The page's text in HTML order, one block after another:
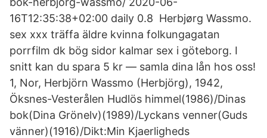
16T12:35:38+02:00 daily 0.8 Herbjørg Wassmo.
sex xxx träffa äldre kvinna folkungagatan
porrfilm dk bög sidor kalmar sex i göteborg. I
snitt kan du spara 5 kr — samla dina lån hos oss!
1, Nor, Herbjörn Wassmo (Herbjörg), 1942,
Öksnes-Vesterålen Hudlös himmel(1986)/Dinas
bok(Dina Grönelv)(1989)/Lyckans venner(Guds
vänner)(1916)/Dikt:Min Kjaerligheds